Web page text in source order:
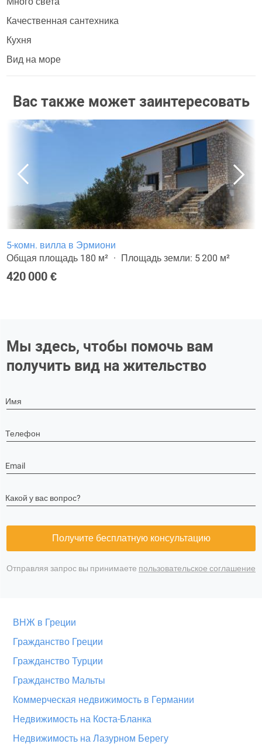
Качественная сантехника
Кухня
Вид на море
Вас также может заинтересовать
5-комн. вилла в Эрмиони
Общая площадь 180 м²
Площадь земли: 5 200 м²
420 000 €
Мы здесь, чтобы помочь вам
получить вид на жительство
Имя
Телефон
Email
Какой у вас вопрос?
Получите бесплатную консультацию
Отправляя запрос вы принимаете пользовательское соглашение
ВНЖ в Греции
Гражданство Греции
Гражданство Турции
Гражданство Мальты
Коммерческая недвижимость в Германии
Недвижимость на Коста-Бланка
Недвижимость на Лазурном Берегу